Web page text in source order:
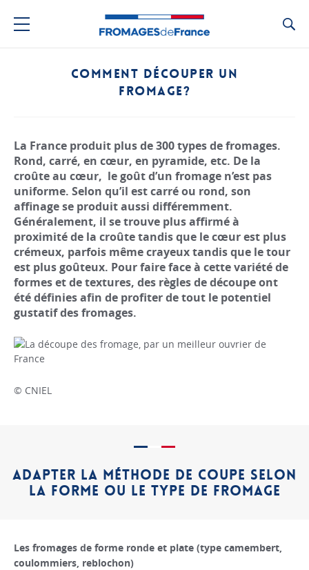
COMMENT DÉCOUPER UN
FROMAGE?
La France produit plus de 300 types de fromages.
Rond, carré, en cœur, en pyramide, etc. De la
croûte au cœur, le goût d’un fromage n’est pas
uniforme. Selon qu’il est carré ou rond, son
affinage se produit aussi différemment.
Généralement, il se trouve plus affirmé à
proximité de la croûte tandis que le cœur est plus
crémeux, parfois même crayeux tandis que le tour
est plus goûteux. Pour faire face à cette variété de
formes et de textures, des règles de découpe ont
été définies afin de profiter de tout le potentiel
gustatif des fromages.
© CNIEL
ADAPTER LA MÉTHODE DE COUPE SELON
LA FORME OU LE TYPE DE FROMAGE
Les fromages de forme ronde et plate (type camembert,
coulommiers, reblochon)